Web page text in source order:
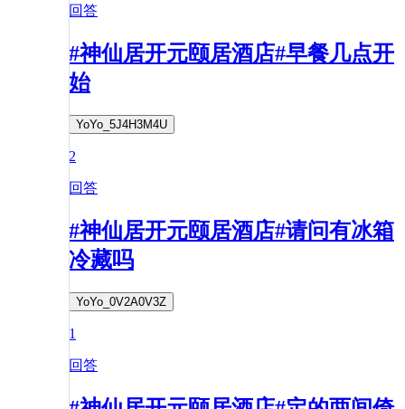
回答
#神仙居开元颐居酒店#早餐几点开
始
YoYo_5J4H3M4U
2
回答
#神仙居开元颐居酒店#请问有冰箱
冷藏吗
YoYo_0V2A0V3Z
1
回答